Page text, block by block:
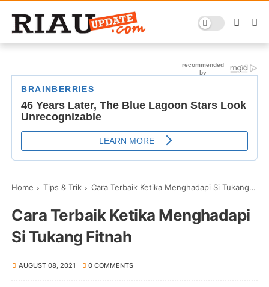
Home Tips & Trik Cara Terbaik Ketika Menghadapi Si Tukang Fitnah
Cara Terbaik Ketika Menghadapi
Si Tukang Fitnah
AUGUST 08, 2021 0 COMMENTS